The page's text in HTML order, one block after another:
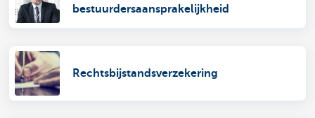
bestuurdersaansprakelijkheid
Rechtsbijstandsverzekering